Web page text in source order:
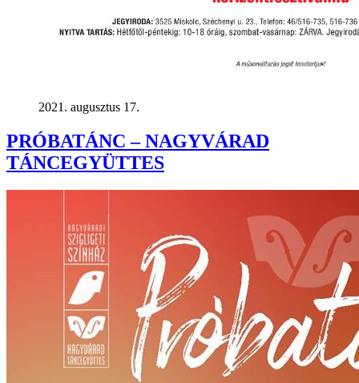
2021. augusztus 17.
PRÓBATÁNC – NAGYVÁRAD
TÁNCEGYÜTTES